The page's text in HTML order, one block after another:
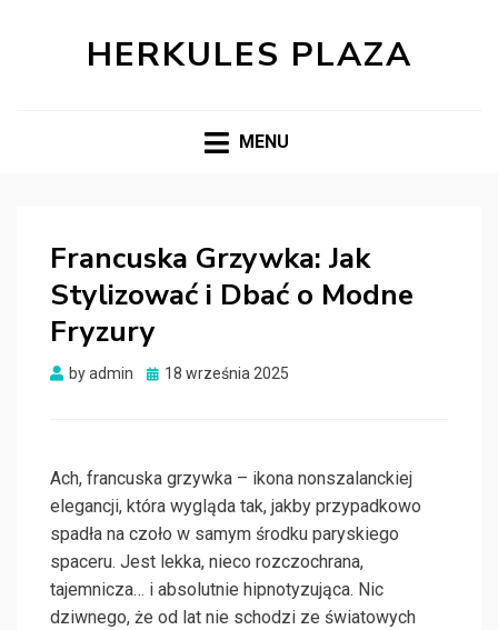
HERKULES PLAZA
MENU
Francuska Grzywka: Jak
Stylizować i Dbać o Modne
Fryzury
byadmin
Posted
18 września 2025
Ach, francuska grzywka – ikona nonszalanckiej
elegancji, która wygląda tak, jakby przypadkowo
spadła na czoło w samym środku paryskiego
spaceru. Jest lekka, nieco rozczochrana,
tajemnicza… i absolutnie hipnotyzująca. Nic
dziwnego, że od lat nie schodzi ze światowych